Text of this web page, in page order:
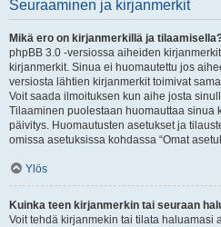
Seuraaminen ja kirjanmerkit
Mikä ero on kirjanmerkillä ja
phpBB 3.0 -versiossa aiheiden
kirjanmerkit. Sinua ei huomautettu jos
versiosta lähtien kirjanmerkit toimivat
Voit saada ilmoituksen kun aihe josta
Tilaaminen puolestaan huomauttaa sinua
päivitys. Huomautusten asetukset ja
omissa asetuksissa kohdassa “Omat
Ylös
Kuinka teen kirjanmerkin tai seuraan
Voit tehdä kirjanmekin tai tilata haluamasi